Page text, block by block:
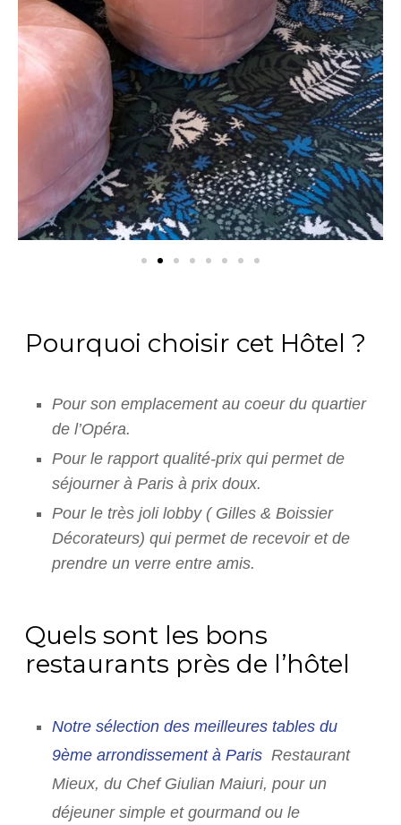
Pourquoi choisir cet Hôtel ?
Pour son emplacement au coeur du quartier
de l’Opéra.
Pour le rapport qualité-prix qui permet de
séjourner à Paris à prix doux.
Pour le très joli lobby ( Gilles & Boissier
Décorateurs) qui permet de recevoir et de
prendre un verre entre amis.
Quels sont les bons
restaurants près de l’hôtel
Notre sélection des meilleures tables du
9ème arrondissement à Paris Restaurant
Mieux, du Chef Giulian Maiuri, pour un
déjeuner simple et gourmand ou le